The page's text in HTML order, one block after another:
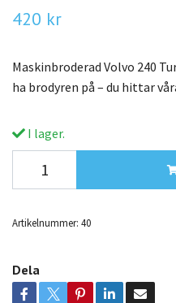
420 kr
Maskinbroderad Volvo 240
ha brodyren på – du hittar
I lager.
Artikelnummer: 40
Dela